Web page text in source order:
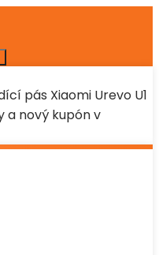
pás Xiaomi Urevo U1
a nový kupón v